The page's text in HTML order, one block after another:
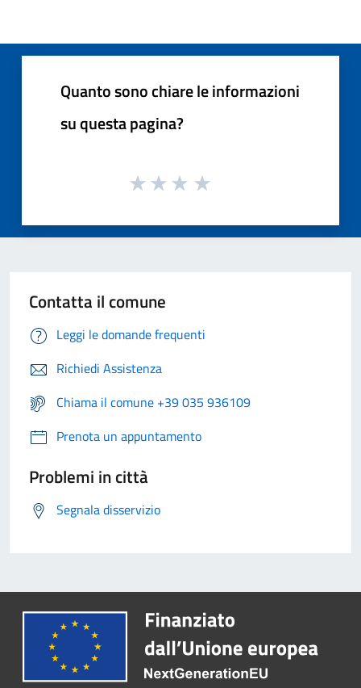
Quanto sono chiare le informazioni
su questa pagina?
Contatta il comune
Leggi le domande frequenti
Richiedi Assistenza
Chiama il comune +39 035 936109
Prenota un appuntamento
Problemi in città
Segnala disservizio